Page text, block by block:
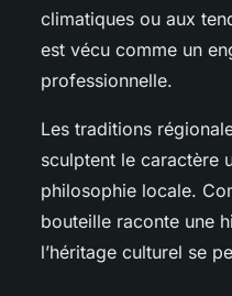
climatiques ou aux
est vécu comme un
professionnelle.
Les traditions
sculptent le caractère
philosophie locale.
bouteille raconte une
l’héritage culturel se